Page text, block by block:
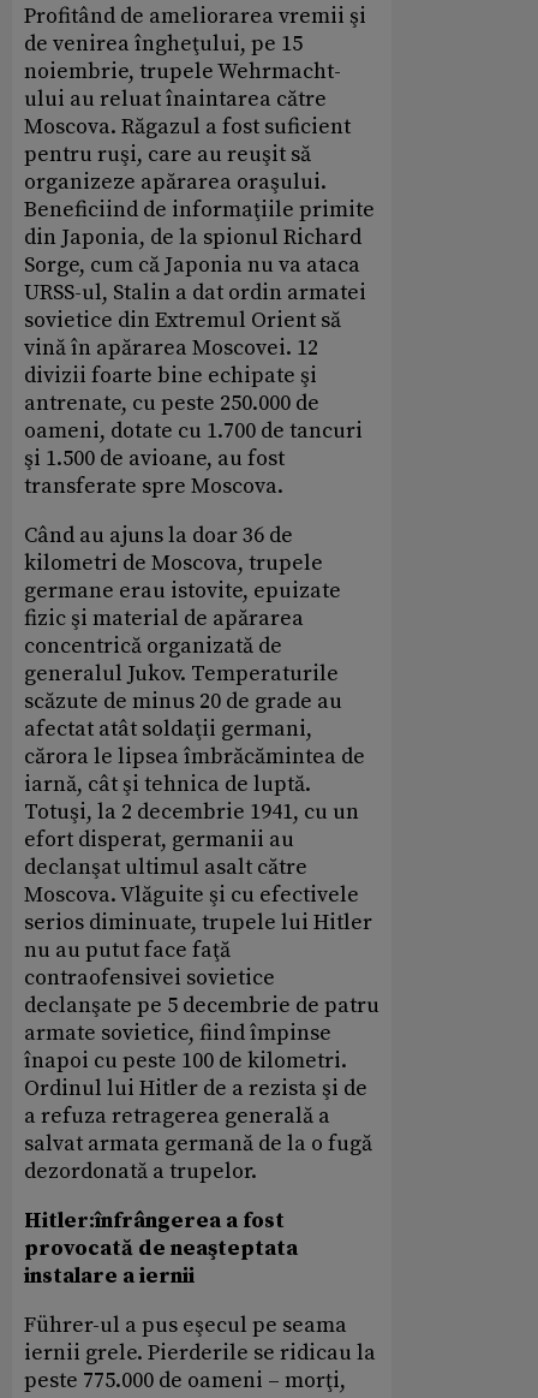
Profitând de ameliorarea vremii şi
de venirea îngheţului, pe 15
noiembrie, trupele Wehrmacht-
ului au reluat înaintarea către
Moscova. Răgazul a fost suficient
pentru ruşi, care au reuşit să
organizeze apărarea oraşului.
Beneficiind de informaţiile primite
din Japonia, de la spionul Richard
Sorge, cum că Japonia nu va ataca
URSS-ul, Stalin a dat ordin armatei
sovietice din Extremul Orient să
vină în apărarea Moscovei. 12
divizii foarte bine echipate şi
antrenate, cu peste 250.000 de
oameni, dotate cu 1.700 de tancuri
şi 1.500 de avioane, au fost
transferate spre Moscova.
Când au ajuns la doar 36 de
kilometri de Moscova, trupele
germane erau istovite, epuizate
fizic şi material de apărarea
concentrică organizată de
generalul Jukov. Temperaturile
scăzute de minus 20 de grade au
afectat atât soldaţii germani,
cărora le lipsea îmbrăcămintea de
iarnă, cât şi tehnica de luptă.
Totuşi, la 2 decembrie 1941, cu un
efort disperat, germanii au
declanşat ultimul asalt către
Moscova. Vlăguite şi cu efectivele
serios diminuate, trupele lui Hitler
nu au putut face faţă
contraofensivei sovietice
declanşate pe 5 decembrie de patru
armate sovietice, fiind împinse
înapoi cu peste 100 de kilometri.
Ordinul lui Hitler de a rezista şi de
a refuza retragerea generală a
salvat armata germană de la o fugă
dezordonată a trupelor.
Hitler:înfrângerea a fost
provocată de neaşteptata
instalare a iernii
Führer-ul a pus eşecul pe seama
iernii grele. Pierderile se ridicau la
peste 775.000 de oameni – morţi,